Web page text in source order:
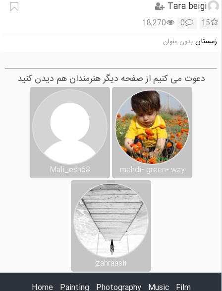
Tara beigi
15
0
18,270
زمستان بدون عنوان
دعوت می کنیم از صفحه دیگر هنرمندان هم دیدن کنید
mehdi- green- way
Mali_esh68
zahraasli
Home
Painting Photography Music Film